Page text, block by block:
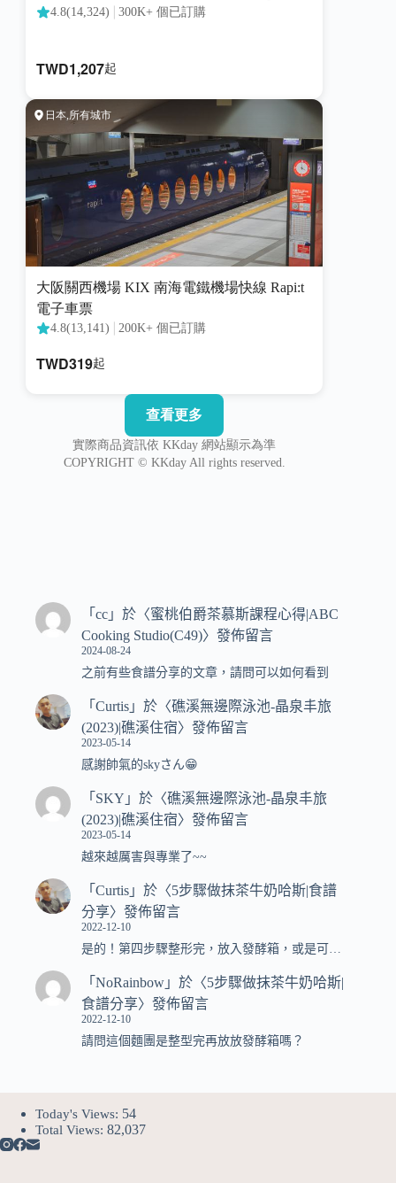
「 cc 」於〈蜜桃伯爵茶慕斯課程心得|ABC
Cooking Studio(C49)〉發佈留言
2024-08-24
之前有些食譜分享的文章，請問可以如何看到
「 Curtis 」於〈礁溪無邊際泳池-晶泉丰旅
(2023)|礁溪住宿〉發佈留言
2023-05-14
感謝帥氣的skyさん😁
「 SKY 」於〈礁溪無邊際泳池-晶泉丰旅
(2023)|礁溪住宿〉發佈留言
2023-05-14
越來越厲害與專業了~~
「 Curtis 」於〈5步驟做抹茶牛奶哈斯|食譜
分享〉發佈留言
2022-12-10
是的！第四步驟整形完，放入發酵箱，或是可…
「 NoRainbow 」於〈5步驟做抹茶牛奶哈斯|
食譜分享〉發佈留言
2022-12-10
請問這個麵團是整型完再放放發酵箱嗎？
Today's Views: 54
Total Views: 82,037